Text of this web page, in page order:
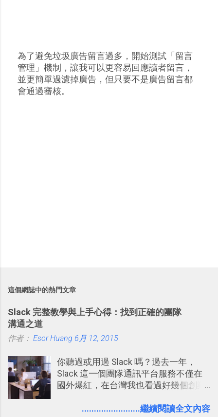
張
貼
留
為了避免垃圾廣告留言過多，開始測試「留言
管理」機制，讓我可以更容易回應讀者留言，
並更簡單過濾掉廣告，但只要不是廣告留言都
會通過審核。
這個網誌中的熱門文章
Slack 完整教學與上手心得：找到正確的團隊
溝通之道
作者： Esor Huang 6月 12, 2015
你聽過或用過 Slack 嗎？過去一年，
Slack 這一個團隊通訊平台服務不僅在
國外爆紅，在台灣我也看過好幾個創業
理，到底 Slack 有什麼魅力？它是不是
........................繼續閱讀全文內容